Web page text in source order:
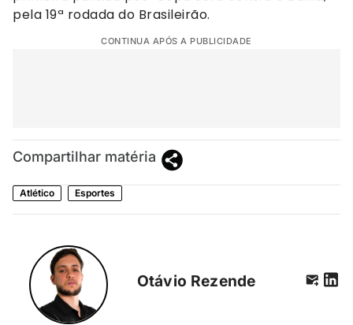
pela 19ª rodada do Brasileirão.
CONTINUA APÓS A PUBLICIDADE
Compartilhar matéria
Atlético Esportes
Otávio Rezende